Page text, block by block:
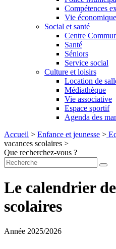
Compétences
Vie économique
Social et santé
Centre
Santé
Séniors
Service social
Culture et loisirs
Location de
Médiathèque
Vie associative
Espace sportif
Agenda des
Accueil > Enfance et jeunesse >
vacances scolaires >
Que recherchez-vous ?
Le calendrier
scolaires
Année 2025/2026